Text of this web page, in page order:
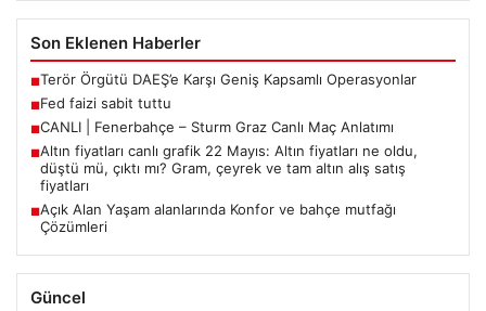
Son Eklenen Haberler
■Terör Örgütü DAEŞ’e Karşı Geniş Kapsamlı Operasyonlar
■Fed faizi sabit tuttu
■CANLI | Fenerbahçe – Sturm Graz Canlı Maç Anlatımı
■Altın fiyatları canlı grafik 22 Mayıs: Altın fiyatları ne oldu,
düştü mü, çıktı mı? Gram, çeyrek ve tam altın alış satış
fiyatları
■Açık Alan Yaşam alanlarında Konfor ve bahçe mutfağı
Çözümleri
Güncel